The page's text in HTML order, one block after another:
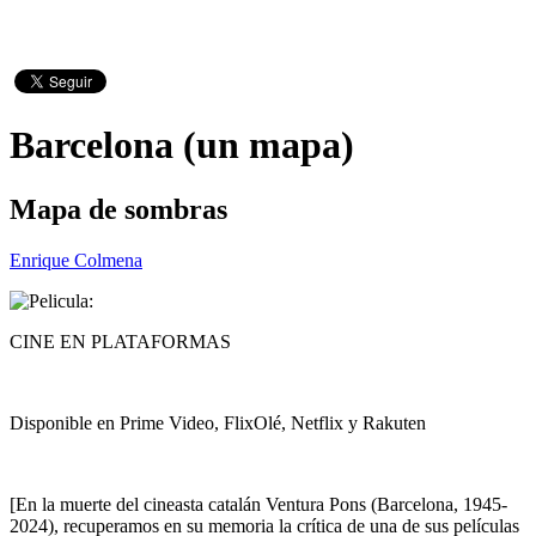
Barcelona (un mapa)
Mapa de sombras
Enrique Colmena
CINE EN PLATAFORMAS
Disponible en Prime Video, FlixOlé, Netflix y Rakuten
[En la muerte del cineasta catalán Ventura Pons (Barcelona, 1945-
2024), recuperamos en su memoria la crítica de una de sus películas